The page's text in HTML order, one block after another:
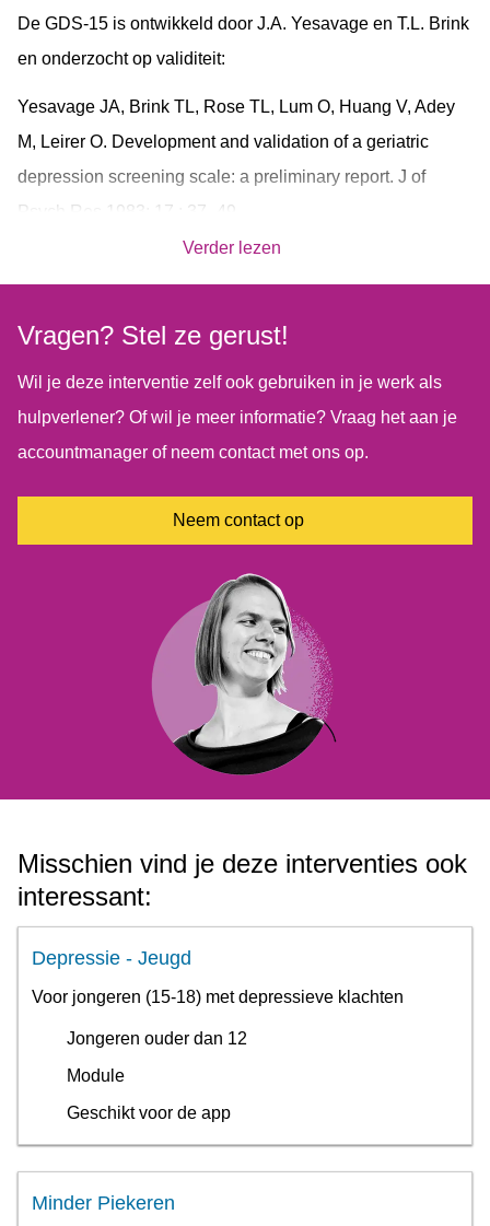
De GDS-15 is ontwikkeld door J.A. Yesavage en T.L. Brink
en onderzocht op validiteit:
Yesavage JA, Brink TL, Rose TL, Lum O, Huang V, Adey
M, Leirer O. Development and validation of a geriatric
depression screening scale: a preliminary report. J of
Psych Res 1983; 17 : 37–49.
Verder lezen
Vragen? Stel ze gerust!
Wil je deze interventie zelf ook gebruiken in je werk als
hulpverlener? Of wil je meer informatie? Vraag het aan je
accountmanager of neem contact met ons op.
Neem contact op
Misschien vind je deze interventies ook
interessant:
Depressie - Jeugd
Voor jongeren (15-18) met depressieve klachten
Jongeren ouder dan 12
Module
Geschikt voor de app
Minder Piekeren